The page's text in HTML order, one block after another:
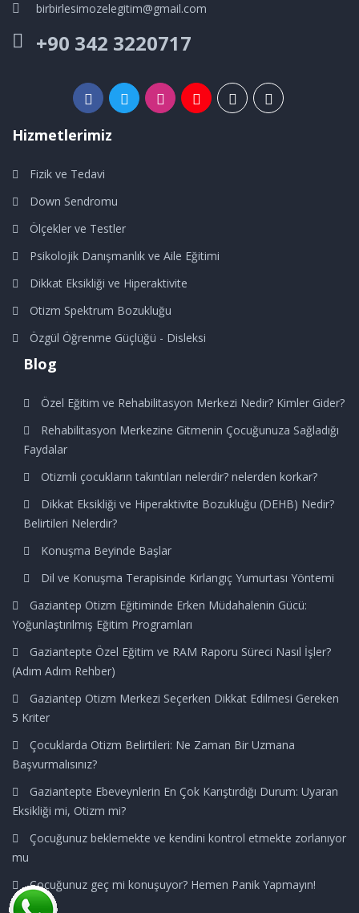
birbirlesimozelegitim@gmail.com
+90 342 3220717
Hizmetlerimiz
Fizik ve Tedavi
Down Sendromu
Ölçekler ve Testler
Psikolojik Danışmanlık ve Aile Eğitimi
Dikkat Eksikliği ve Hiperaktivite
Otizm Spektrum Bozukluğu
Özgül Öğrenme Güçlüğü - Disleksi
Blog
Özel Eğitim ve Rehabilitasyon Merkezi Nedir? Kimler Gider?
Rehabilitasyon Merkezine Gitmenin Çocuğunuza Sağladığı
Faydalar
Otizmli çocukların takıntıları nelerdir? nelerden korkar?
Dikkat Eksikliği ve Hiperaktivite Bozukluğu (DEHB) Nedir?
Belirtileri Nelerdir?
Konuşma Beyinde Başlar
Dil ve Konuşma Terapisinde Kırlangıç Yumurtası Yöntemi
Gaziantep Otizm Eğitiminde Erken Müdahalenin Gücü:
Yoğunlaştırılmış Eğitim Programları
Gaziantepte Özel Eğitim ve RAM Raporu Süreci Nasıl İşler?
(Adım Adım Rehber)
Gaziantep Otizm Merkezi Seçerken Dikkat Edilmesi Gereken
5 Kriter
Çocuklarda Otizm Belirtileri: Ne Zaman Bir Uzmana
Başvurmalısınız?
Gaziantepte Ebeveynlerin En Çok Karıştırdığı Durum: Uyaran
Eksikliği mi, Otizm mi?
Çocuğunuz beklemekte ve kendini kontrol etmekte zorlanıyor
mu
Çocuğunuz geç mi konuşuyor? Hemen Panik Yapmayın!